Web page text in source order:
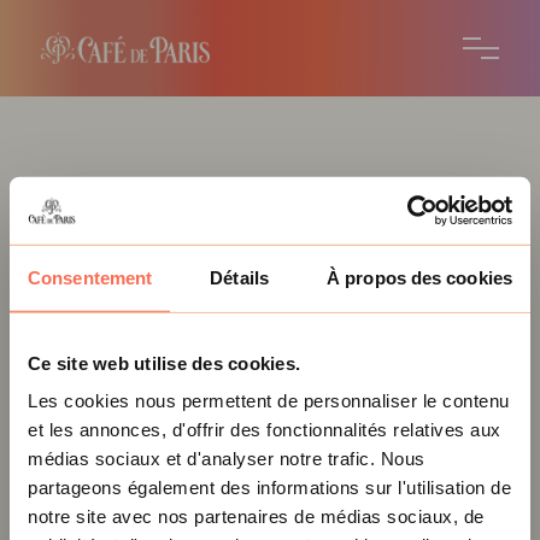
Consentement Détails À propos des cookies
Ce site web utilise des cookies.
Les cookies nous permettent de personnaliser le contenu
et les annonces, d'offrir des fonctionnalités relatives aux
médias sociaux et d'analyser notre trafic. Nous
partageons également des informations sur l'utilisation de
notre site avec nos partenaires de médias sociaux, de
L’UNIVERS D’UNE MARQUE
Authentique
et innovante
Depuis sa création en 1898,
Café de Paris détient un savoir-
FRANÇAIS ENGLISH 日本語
Pour visiter notre site, vous devez avoir
l’âge légal pour acheter et consommer
de l’alcool selon la législation de votre
pays de résidence. En l’absence d’une